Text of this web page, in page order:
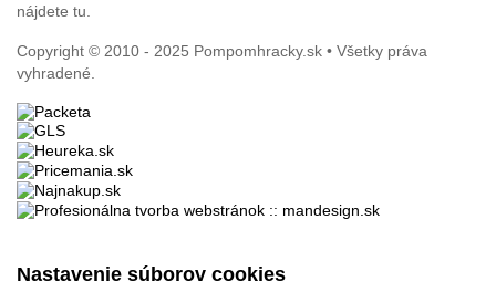
nájdete tu
Copyright © 2010 - 2025 Pompomhracky.sk • Všetky práva
vyhradené.
Nastavenie súborov cookies